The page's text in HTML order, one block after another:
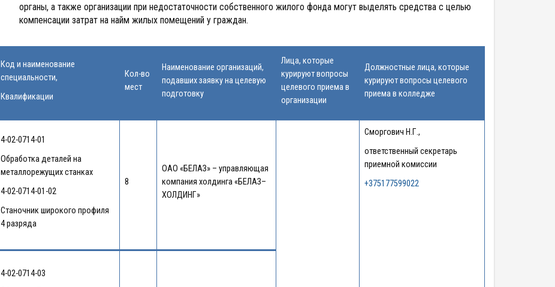
органы, а также организации при недостаточности собственного жилого фонда могут выделять средства с целью
компенсации затрат на найм жилых помещений у граждан.
Код и наименование
специальности,
Квалификации
Кол-во
мест
Наименование организаций,
подавших заявку на целевую
подготовку
Лица, которые
курируют вопросы
целевого приема в
организации
Должностные лица, которые
курируют вопросы целевого
приема в колледже
4-02-0714-01
Обработка деталей на
металлорежущих станках
4-02-0714-01-02
Станочник широкого профиля
4 разряда
8
ОАО «БЕЛАЗ» – управляющая
компания холдинга «БЕЛАЗ–
ХОЛДИНГ»
Сморгович Н.Г.,
ответственный секретарь
приемной комиссии
+375177599022
4-02-0714-03